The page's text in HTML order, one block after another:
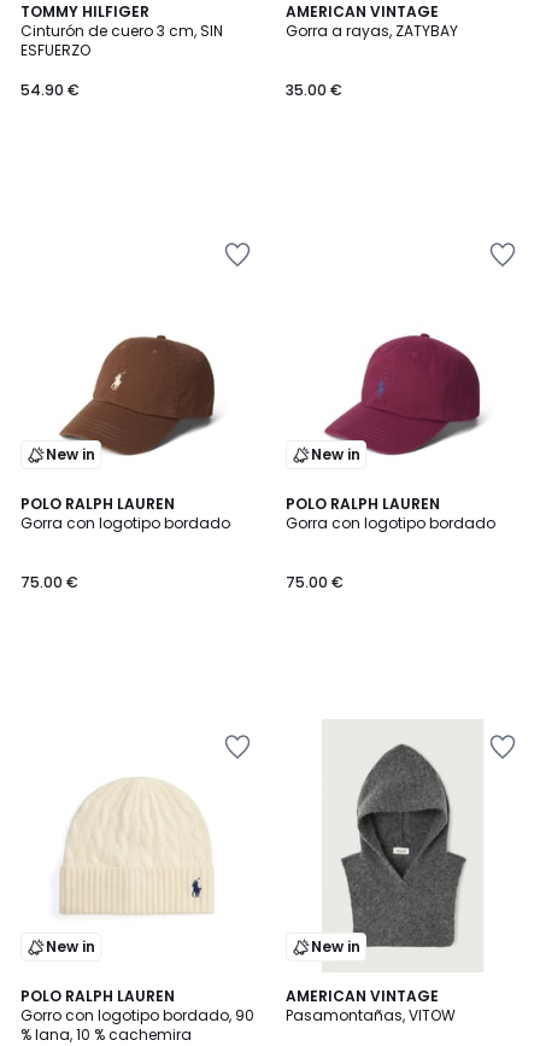
TOMMY HILFIGER
Cinturón de cuero 3 cm, SIN
ESFUERZO
54.90 €
AMERICAN VINTAGE
Gorra a rayas, ZATYBAY
35.00 €
New in
POLO RALPH LAUREN
Gorra con logotipo bordado
75.00 €
New in
POLO RALPH LAUREN
Gorra con logotipo bordado
75.00 €
New in
POLO RALPH LAUREN
Gorro con logotipo bordado, 90
% lana, 10 % cachemira
New in
AMERICAN VINTAGE
Pasamontañas, VITOW